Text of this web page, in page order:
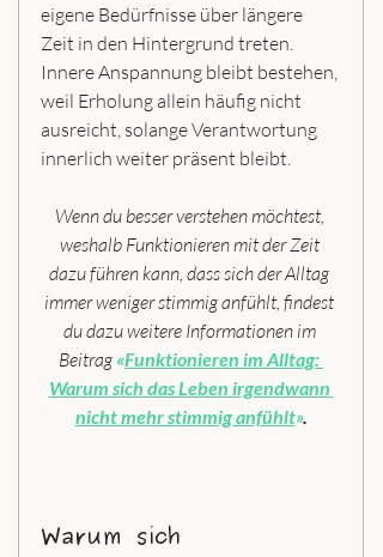
eigene Bedürfnisse über längere
Zeit in den Hintergrund treten.
Innere Anspannung bleibt bestehen,
weil Erholung allein häufig nicht
ausreicht, solange Verantwortung
innerlich weiter präsent bleibt.
Wenn du besser verstehen möchtest,
weshalb Funktionieren mit der Zeit
dazu führen kann, dass sich der Alltag
immer weniger stimmig anfühlt, findest
du dazu weitere Informationen im
Beitrag «Funktionieren im Alltag:
Warum sich das Leben irgendwann
nicht mehr stimmig anfühlt».
Warum sich